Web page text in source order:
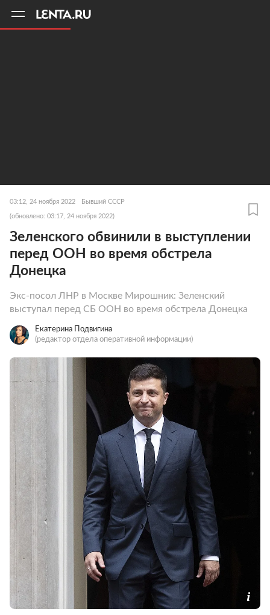
03:12, 24 ноября 2022 Бывший СССР
(обновлено: 03:17, 24 ноября 2022)
Зеленского обвинили в выступлении
перед ООН во время обстрела
Донецка
Экс-посол ЛНР в Москве Мирошник: Зеленский
выступал перед СБ ООН во время обстрела Донецка
Екатерина Подвигина
(редактор отдела оперативной информации)